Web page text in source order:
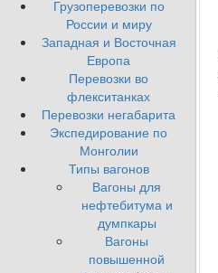
Грузоперевозки по
России и миру
Западная и Восточная
Европа
Перевозки во
флекситанках
Перевозки негабарита
Экспедирование по
Монголии
Типы вагонов
Вагоны для
нефтебитума и
думпкары
Вагоны
повышенной